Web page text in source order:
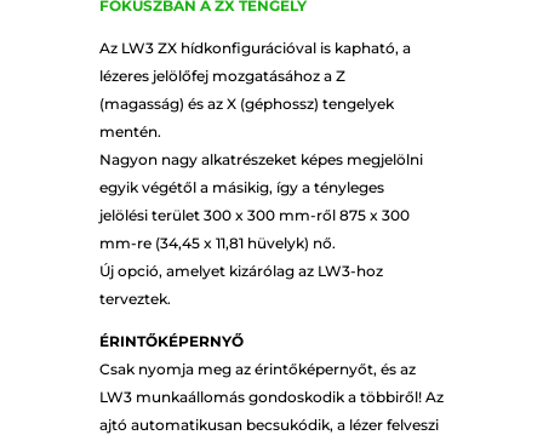
FÓKUSZBAN A ZX TENGELY
Az LW3 ZX hídkonfigurációval is kapható, a
lézeres jelölőfej mozgatásához a Z
(magasság) és az X (géphossz) tengelyek
mentén.
Nagyon nagy alkatrészeket képes megjelölni
egyik végétől a másikig, így a tényleges
jelölési terület 300 x 300 mm-ről 875 x 300
mm-re (34,45 x 11,81 hüvelyk) nő.
Új opció, amelyet kizárólag az LW3-hoz
terveztek.
ÉRINTŐKÉPERNYŐ
Csak nyomja meg az érintőképernyőt, és az
LW3 munkaállomás gondoskodik a többiről! Az
ajtó automatikusan becsukódik, a lézer felveszi